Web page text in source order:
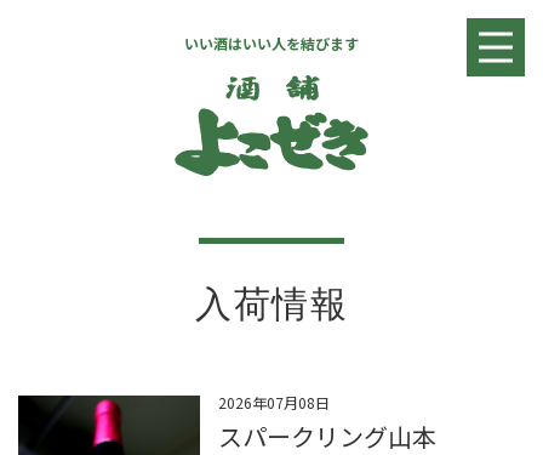
いい酒はいい人を結びます
入荷情報
2026年07月08日
スパークリング山本
日本酒リスト焼酎・リキュールリストワインリスト 店舗情報